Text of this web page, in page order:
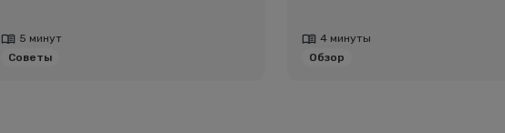
5 минут
Советы
4 минуты
Обзор